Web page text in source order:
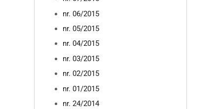
nr. 06/2015
nr. 05/2015
nr. 04/2015
nr. 03/2015
nr. 02/2015
nr. 01/2015
nr. 24/2014